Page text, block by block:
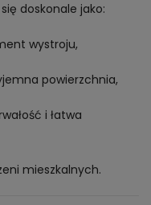
doskonale jako:
wystroju,
powierzchnia,
i łatwa
mieszkalnych.